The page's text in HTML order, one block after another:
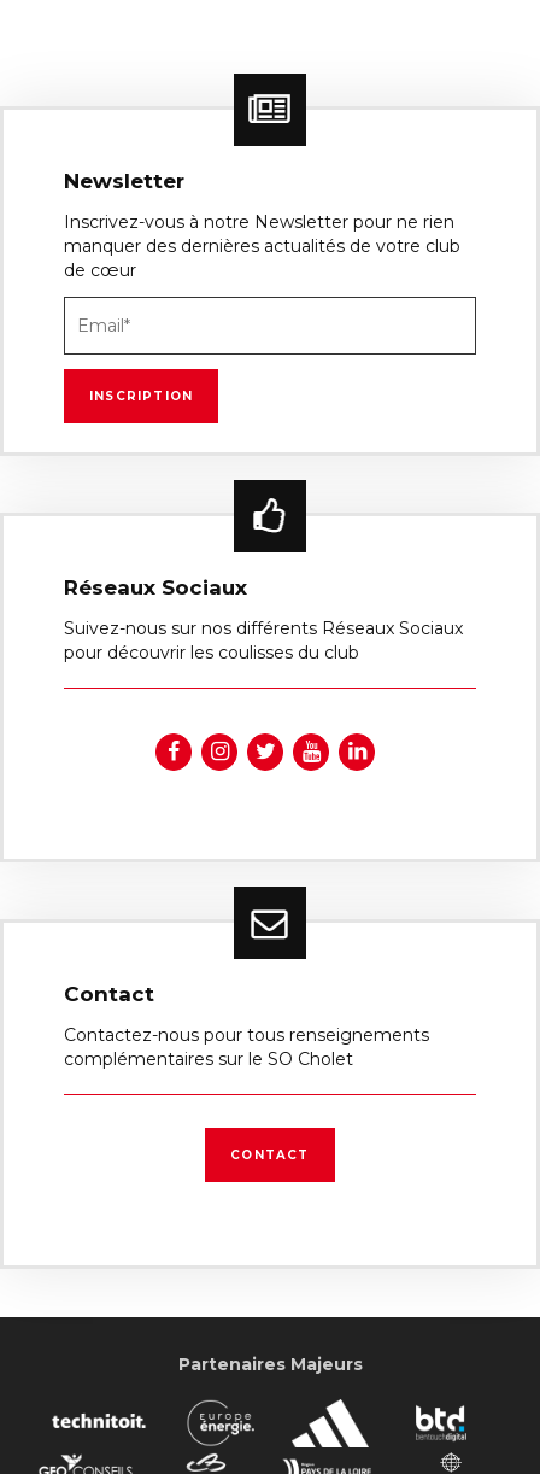
Newsletter
Inscrivez-vous à notre Newsletter pour ne rien
manquer des dernières actualités de votre club
de cœur
Réseaux Sociaux
Suivez-nous sur nos différents Réseaux Sociaux
pour découvrir les coulisses du club
Contact
Contactez-nous pour tous renseignements
complémentaires sur le SO Cholet
CONTACT
Partenaires Majeurs